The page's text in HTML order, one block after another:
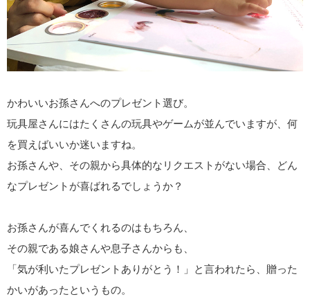
かわいいお孫さんへのプレゼント選び。
玩具屋さんにはたくさんの玩具やゲームが並んでいますが、何
を買えばいいか迷いますね。
お孫さんや、その親から具体的なリクエストがない場合、どん
なプレゼントが喜ばれるでしょうか？
お孫さんが喜んでくれるのはもちろん、
その親である娘さんや息子さんからも、
「気が利いたプレゼントありがとう！」と言われたら、贈った
かいがあったというもの。